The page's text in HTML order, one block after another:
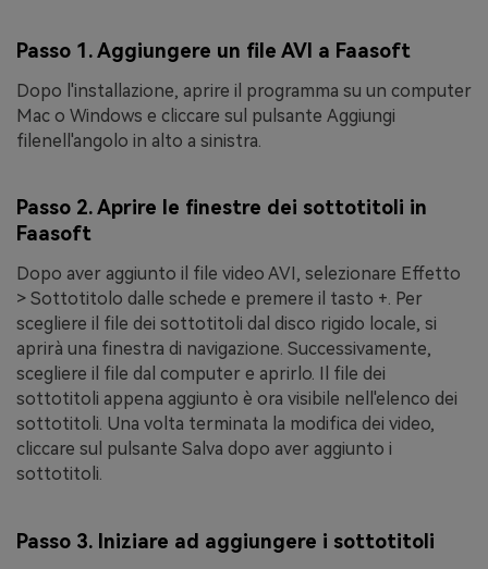
Passo 1. Aggiungere un file AVI a Faasoft
Dopo l'installazione, aprire il programma su un computer
Mac o Windows e cliccare sul pulsante Aggiungi
filenell'angolo in alto a sinistra.
Passo 2. Aprire le finestre dei sottotitoli in
Faasoft
Dopo aver aggiunto il file video AVI, selezionare Effetto
> Sottotitolo dalle schede e premere il tasto +. Per
scegliere il file dei sottotitoli dal disco rigido locale, si
aprirà una finestra di navigazione. Successivamente,
scegliere il file dal computer e aprirlo. Il file dei
sottotitoli appena aggiunto è ora visibile nell'elenco dei
sottotitoli. Una volta terminata la modifica dei video,
cliccare sul pulsante Salva dopo aver aggiunto i
sottotitoli.
Passo 3. Iniziare ad aggiungere i sottotitoli